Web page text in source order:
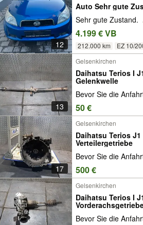
12
Auto Sehr gute
Sehr gute Zustand.
4.199 € VB
212.000 km EZ 10/
13
Gelsenkirchen
Daihatsu Terios I
Gelenkwelle
Bevor Sie die
50 €
17
Gelsenkirchen
Daihatsu Terios
Verteilergetriebe
Bevor Sie die
500 €
Gelsenkirchen
Daihatsu Terios I
Bevor Sie die